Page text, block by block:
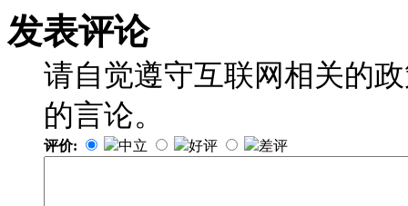
发表评论
请自觉遵守互联网相关的
的言论。
评价: 中立 好评 差评